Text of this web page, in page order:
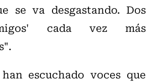
se va desgastando. Dos
cada vez más
escuchado voces que